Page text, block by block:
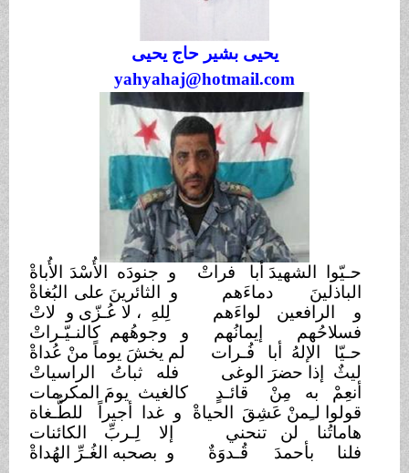
يحيى بشير حاج يحيى
yahyahaj@hotmail.com
حـيّوا الشهيدَ أبا
فراتْ
الباذلينَ دماءَهم
و الرافعينلواءَهم
فسلاحُهم
إيمانُهم
حـيّا الإلهُ أبا فُـرات
ليثٌ إذا حضرَ الوغى
أنعِمْ به مِنْ
قائـدٍ
قولوا لـِمنْ عَشِقَالحياةْ
هاماتُنا لن تنحني
فلنا بأحمدَ
قُـدوَةٌ
و جنودَه الأُسْدَالأُباةْ
و الثائرينَ علىالبُغاةْ
لِلهِ ، لا عُـزّى و لاتْ
و وجوهُهم كالنـيّـراتْ
لم يخشَ يوماً منْ عُداةْ
فله ثباتُالراسياتْ
كالغيث يومَ المكرمات
و غدا أجيراً للطُّـغاة
إلا لِـربِّ
الكائنات
و بصحبه الغُـرِّ الهُداةْ